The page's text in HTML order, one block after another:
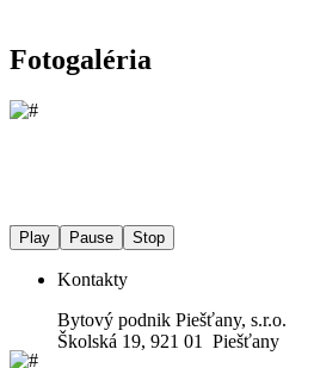
Fotogaléria
Play Pause Stop
Kontakty
Bytový podnik Piešťany, s.r.o.
Školská 19, 921 01 Piešťany